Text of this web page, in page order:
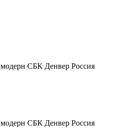
модерн СБК Денвер Россия
модерн СБК Денвер Россия